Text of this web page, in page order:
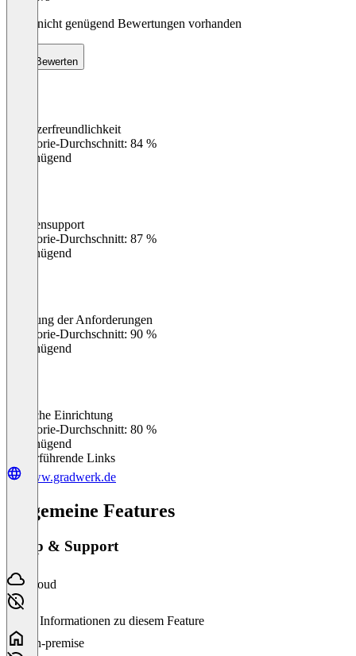
Noch nicht genügend Bewertungen vorhanden
Bewerten
Benutzerfreundlichkeit
Kategorie-Durchschnitt: 84 %
Ungenügend
Kundensupport
Kategorie-Durchschnitt: 87 %
Ungenügend
Erfüllung der Anforderungen
Kategorie-Durchschnitt: 90 %
Ungenügend
Einfache Einrichtung
Kategorie-Durchschnitt: 80 %
Ungenügend
Weiterführende Links
www.gradwerk.de
Allgemeine Features
Setup & Support
Cloud
Keine Informationen zu diesem Feature
On-premise